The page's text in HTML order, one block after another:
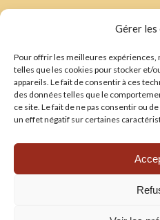
Gérer les
Pour offrir les meilleures expériences,
telles que les cookies pour stocker et/
appareils. Le fait de consentir à ces
des données telles que le
ce site. Le fait de ne pas consentir ou
un effet négatif sur certaines
TRADUCTIONS
——————-
Voir les traductions
Les amis de la